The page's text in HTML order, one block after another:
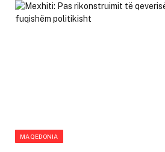
MAQEDONIA